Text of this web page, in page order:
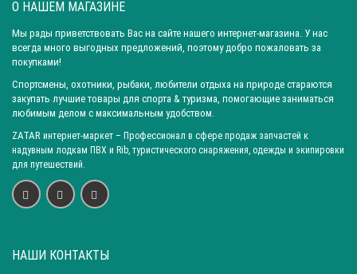
Город: Омск
Город: Самара
Город: Екатеринбург
Город: Нижний Новгород
Город: Воронеж
Город: Волгоград
Город: Ростов-на-Дону
Город: Краснодар
Город: Челябинск
Город: Барнаул
Город: Тюмень
О НАШЕМ МАГАЗИНЕ
Мы рады приветствовать Вас на сайте нашего интернет-магазина. У нас
всегда много выгодных предложений, поэтому добро пожаловать за
покупками!
Спортсмены, охотники, рыбаки, любители отдыха на природе стараются
закупать лучшие товары для спорта & туризма, помогающие заниматься
любимым делом с максимальным удобством.
ZATAR интернет-маркет – Профессионал в сфере продаж запчастей к
надувным лодкам ПВХ и Rib, туристического снаряжения, одежды и экипировки
для путешествий.
НАШИ КОНТАКТЫ